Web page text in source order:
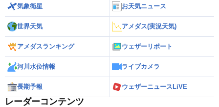
気象衛星 お天気ニュース
世界天気 アメダス(実況天気)
アメダスランキング ウェザーリポート
河川水位情報 ライブカメラ
長期予報 ウェザーニュースLiVE
レーダーコンテンツ